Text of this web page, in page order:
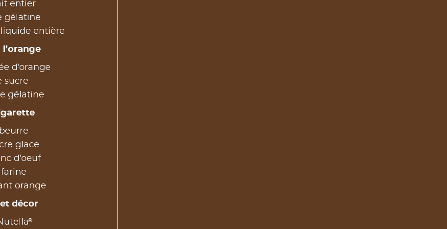
entier
gélatine
entière
l’orange
d’orange
sucre
gélatine
glace
d’oeuf
farine
orange
décor
®